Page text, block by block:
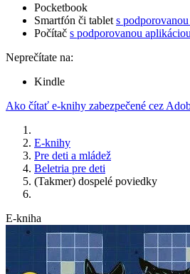
Pocketbook
Smartfón či tablet s
Počítač s podporovanou aplikáciou
Neprečítate na:
Kindle
Ako čítať e-knihy zabezpečené cez
E-knihy
Pre deti a mládež
Beletria pre deti
(Takmer) dospelé poviedky
E-kniha